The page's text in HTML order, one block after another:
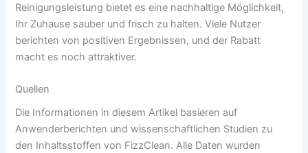
Reinigungsleistung bietet es eine nachhaltige Möglichkeit,
Ihr Zuhause sauber und frisch zu halten. Viele Nutzer
berichten von positiven Ergebnissen, und der Rabatt
macht es noch attraktiver.
Quellen
Die Informationen in diesem Artikel basieren auf
Anwenderberichten und wissenschaftlichen Studien zu
den Inhaltsstoffen von FizzClean. Alle Daten wurden